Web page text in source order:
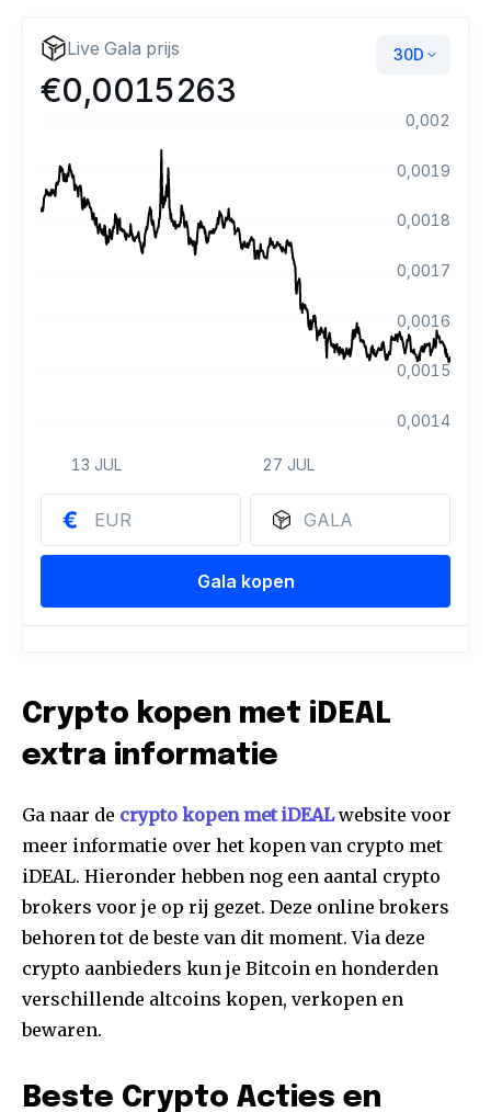
Crypto kopen met iDEAL
extra informatie
Ga naar de crypto kopen met iDEALwebsite voor
meer informatie over het kopen van crypto met
iDEAL. Hieronder hebben nog een aantal crypto
brokers voor je op rij gezet. Deze online brokers
behoren tot de beste van dit moment. Via deze
crypto aanbieders kun je Bitcoin en honderden
verschillende altcoins kopen, verkopen en
bewaren.
Beste Crypto Acties en